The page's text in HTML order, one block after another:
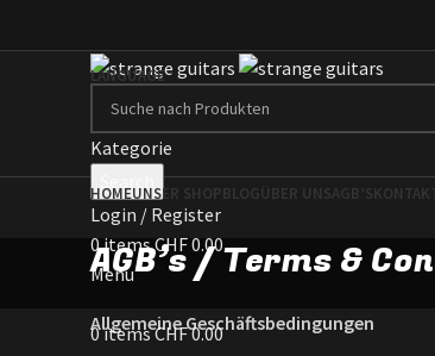
LANGUAGE
Kategorie
Login / Register
0itemsCHF0.00
Menu
0itemsCHF0.00
HOMEUNSER SHOP BLOGÜBER UNSAGB’S
AGB’s / Terms &
Allgemeine Geschäftsbedingungen